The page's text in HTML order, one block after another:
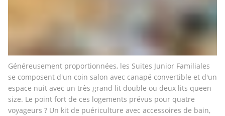
Généreusement proportionnées, les Suites Junior Familiales
se composent d'un coin salon avec canapé convertible et d'un
espace nuit avec un très grand lit double ou deux lits queen
size. Le point fort de ces logements prévus pour quatre
voyageurs ? Un kit de puériculture avec accessoires de bain,